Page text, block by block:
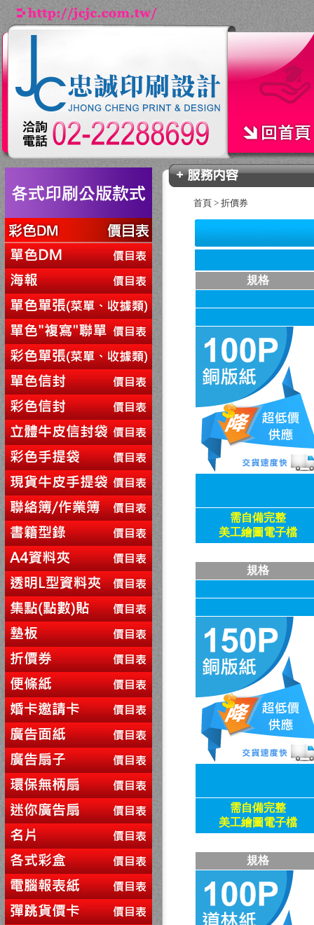
首頁 >折價券
規格
需自備完整
美工繪圖電子檔
規格
需自備完整
美工繪圖電子檔
規格